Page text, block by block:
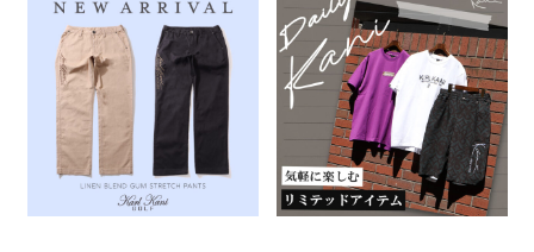
NEW ARRIVAL -KARL KANI
& KARL KANI GOLF-
2026.08.07
KARL KANI
『Daily Kani』
2026.07.30
KARL KANI 特集一覧